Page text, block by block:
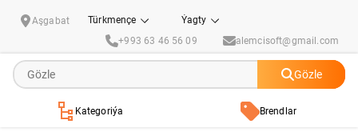
Aşgabat Türkmençe
Ýagty
+993 63 46 56 09
alemcisoft@gmail.com
Gözle
Kategoriýa Brendlar